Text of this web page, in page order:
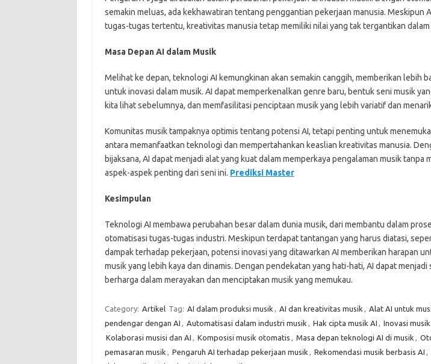
semakin meluas, ada kekhawatiran tentang penggantian pekerjaan manusia. Meskipun
tugas-tugas tertentu, kreativitas manusia tetap memiliki nilai yang tak tergantikan
Masa Depan AI dalam Musik
Melihat ke depan, teknologi AI kemungkinan akan semakin canggih, memberikan lebih
untuk inovasi dalam musik. AI dapat memperkenalkan genre baru, bentuk seni musik
kita lihat sebelumnya, dan memfasilitasi penciptaan musik yang lebih variatif dan
Komunitas musik tampaknya optimis tentang potensi AI, tetapi penting untuk
antara memanfaatkan teknologi dan mempertahankan keaslian kreativitas manusia.
bijaksana, AI dapat menjadi alat yang kuat dalam memperkaya pengalaman musik tanpa
aspek-aspek penting dari seni ini. Prediksi Master
Kesimpulan
Teknologi AI membawa perubahan besar dalam dunia musik, dari membantu dalam
otomatisasi tugas-tugas industri. Meskipun terdapat tantangan yang harus diatasi,
dampak terhadap pekerjaan, potensi inovasi yang ditawarkan AI memberikan harapan
musik yang lebih kaya dan dinamis. Dengan pendekatan yang hati-hati, AI dapat menjadi
berharga dalam merayakan dan menciptakan musik yang memukau.
Category: Artikel Tag: AI dalam produksi musik , AI dan kreativitas musik , Alat AI untuk
pendengar dengan AI , Automatisasi dalam industri musik , Hak cipta musik AI , Inovasi
Kolaborasi musisi dan AI , Komposisi musik otomatis , Masa depan teknologi AI di musik ,
pemasaran musik , Pengaruh AI terhadap pekerjaan musik , Rekomendasi musik berbasis AI ,